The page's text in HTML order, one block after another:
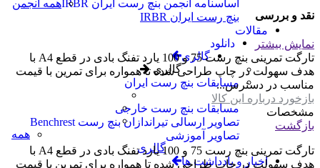
اساسنامه انجمن بنچ رست ایران IRBR
همه انجمن
بنچ رست ایران IRBR
مقالات
دانلود
گالری
گالری
مسابقات بنچ رست ایران
مسابقات بنچ رست خارجی
تصاویر ارسالی تیراندازان بنچ رست Benchrest
تصاویر آموزشی
همه
گالری
اخبار و یادداشت ها
نقد و بررسی
نمایش بیشتر
تارگت تمرینی بنچ رست 75 و 100 یارد تفنگ بادی در قطع A4 با
هدف سهولت در چاپ طراحی شده تا همواره برای تمرین با قیمت
مناسب در دسترس...
بازخورد درباره این کالا
مشخصات
بازگشت
تارگت تمرینی بنچ رست 75 و 100 یارد تفنگ بادی در قطع A4 با
هدف سهولت در چاپ طراحی شده تا همواره برای تمرین با قیمت